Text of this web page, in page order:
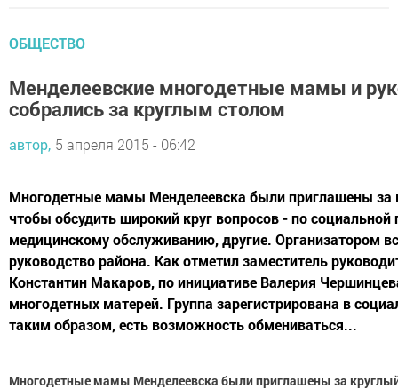
ОБЩЕСТВО
Менделеевские многодетные мамы и
собрались за круглым столом
автор, 5 апреля 2015 - 06:42
Многодетные мамы Менделеевска были приглашены за
чтобы обсудить широкий круг вопросов - по
медицинскому обслуживанию, другие. Организатором
руководство района. Как отметил заместитель
Константин Макаров, по инициативе Валерия
многодетных матерей. Группа зарегистрирована в
таким образом, есть возможность обмениваться...
Многодетные мамы Менделеевска были приглашены за